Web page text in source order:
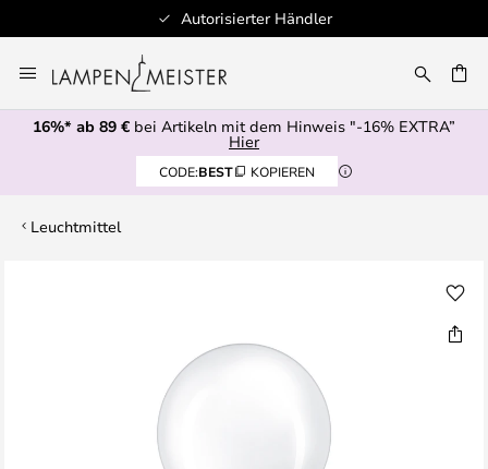
Autorisierter Händler
Inhalt
springen
16%* ab 89 € bei Artikeln mit dem Hinweis "-16% EXTRA”
Hier
CODE:BEST KOPIEREN
Leuchtmittel